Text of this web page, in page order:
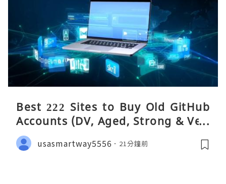
Best 222 Sites to Buy Old GitHub
Accounts (DV, Aged, Strong & Veri
fied)
usasmartway5556 21分鐘前